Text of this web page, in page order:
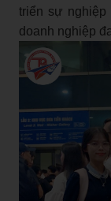
triển sự nghiệp
doanh nghiệp